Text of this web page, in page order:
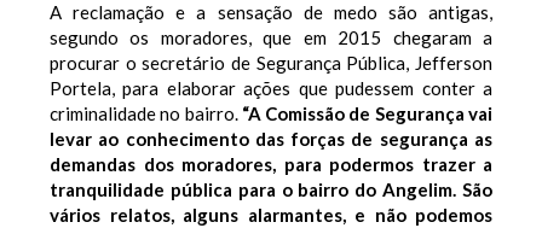
A reclamação e a sensação de medo são antigas,
segundo os moradores, que em 2015 chegaram a
procurar o secretário de Segurança Pública, Jefferson
Portela, para elaborar ações que pudessem conter a
criminalidade no bairro. “A Comissão de Segurança vai
levar ao conhecimento das forças de segurança as
demandas dos moradores, para podermos trazer a
tranquilidade pública para o bairro do Angelim. São
vários relatos, alguns alarmantes, e não podemos